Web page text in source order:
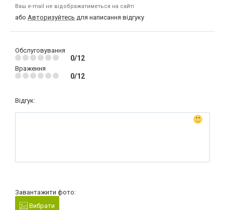
Ваш e-mail не відображатиметься на сайті
або Авторизуйтесь для написання відгуку
Обслуговування
0/12
Враження
0/12
Відгук:
Завантажити фото:
Вибрати